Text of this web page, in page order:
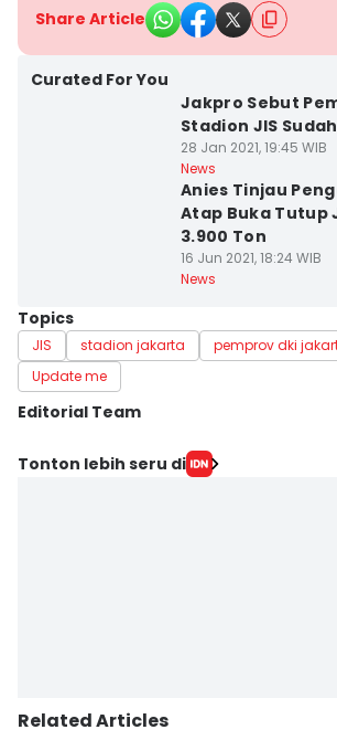
Share Article
Curated For You
Jakpro Sebut
Stadion JIS
28 Jan 2021, 19:45 WIB
News
Anies Tinjau
Atap Buka Tutup
3.900 Ton
16 Jun 2021, 18:24 WIB
News
Topics
JIS stadion jakarta pemprov dki
Update me
Editorial Team
Editor
Tonton lebih seru di
Related Articles